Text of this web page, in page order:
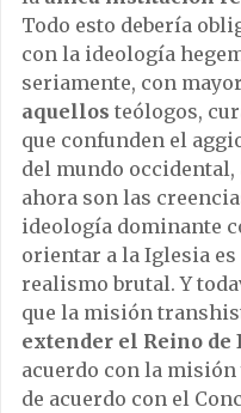
Todo esto debería
con la ideología
seriamente, con
aquellos teólogos,
que confunden el
del mundo occidental,
ahora son las
ideología dominante
orientar a la Iglesia es
realismo brutal. Y
que la misión
extender el Reino de
acuerdo con la misión
de acuerdo con el